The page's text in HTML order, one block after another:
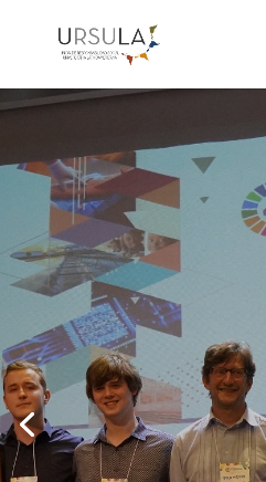
¡Foros
Interpelación y
comunidad